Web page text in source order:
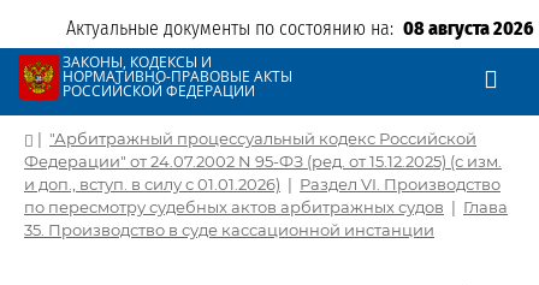
Актуальные документы по состоянию на: 08 августа 2026
ЗАКОНЫ, КОДЕКСЫ И
НОРМАТИВНО-ПРАВОВЫЕ АКТЫ
РОССИЙСКОЙ ФЕДЕРАЦИИ
| "Арбитражный процессуальный кодекс Российской
Федерации" от 24.07.2002 N 95-ФЗ (ред. от 15.12.2025) (с изм.
и доп., вступ. в силу с 01.01.2026) | Раздел VI. Производство
по пересмотру судебных актов арбитражных судов | Глава
35. Производство в суде кассационной инстанции